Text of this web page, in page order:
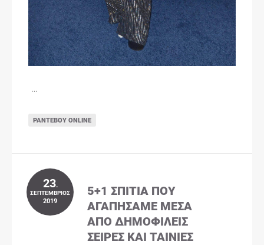
…
ΡΑΝΤΕΒΟΎ ONLINE
23.
ΣΕΠΤΈΜΒΡΙΟΣ
2019
5+1 ΣΠΊΤΙΑ ΠΟΥ
ΑΓΑΠΉΣΑΜΕ ΜΈΣΑ
ΑΠΌ ΔΗΜΟΦΙΛΕΊΣ
ΣΕΙΡΈΣ ΚΑΙ ΤΑΙΝΊΕΣ